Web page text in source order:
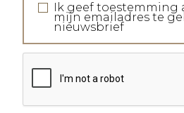
Ik geef toestemming
mijn emailadres te
nieuwsbrief